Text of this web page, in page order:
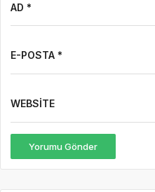
AD *
E-POSTA *
WEBSITE
Yorumu Gönder